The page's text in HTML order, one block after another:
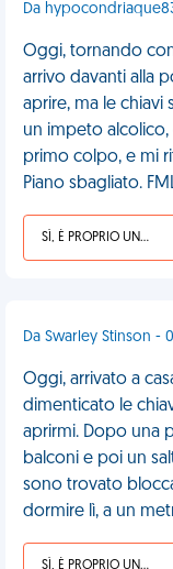
Da
Oggi, tornando
arrivo davanti alla
aprire, ma le chiavi
un impeto alcolico,
primo colpo, e mi
Piano sbagliato.
SÌ, È PROPRIO UNA VDM!
Da Swarley Stinson -
Oggi, arrivato a
dimenticato le
aprirmi. Dopo una
balconi e poi un
sono trovato
dormire lì, a un
SÌ, È PROPRIO UNA VDM!